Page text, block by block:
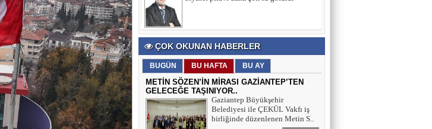
E- GAZETE SAYFAMIZ
ÇOK OKUNAN HABERLER
BUGÜN BU HAFTA BU AY
METİN SÖZEN’İN MİRASI GAZİANTEP’TEN
GELECEĞE TAŞINIYOR..
Gaziantep Büyükşehir
Belediyesi ile ÇEKÜL Vakfı iş
birliğinde düzenlenen Metin S..